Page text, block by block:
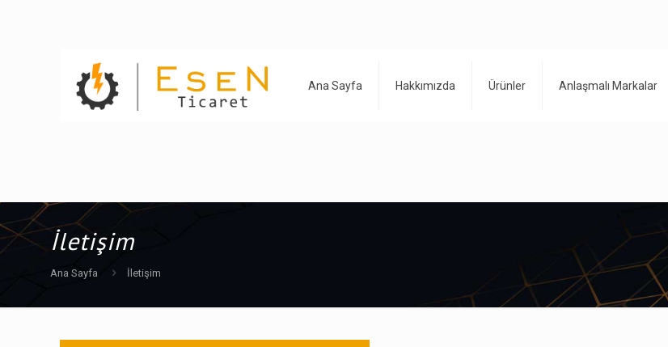
Ana Sayfa Hakkımızda Ürünler Anlaşmalı Markalar
İletişim
Ana Sayfa İletişim